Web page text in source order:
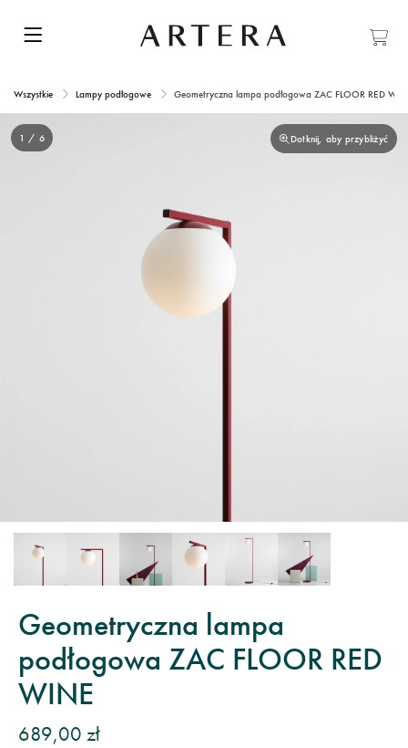
Wszystkie Lampy podłogowe Geometryczna lampa podłogowa ZAC FLOOR RED
Dotknij, aby przybliżyć
1 / 6
Geometryczna lampa
podłogowa ZAC FLOOR RED
WINE
689,00 zł